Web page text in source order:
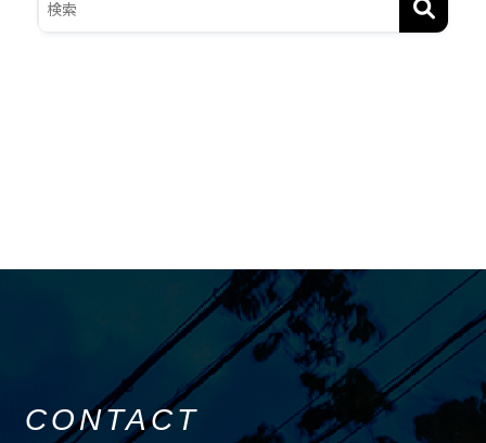
CONTACT